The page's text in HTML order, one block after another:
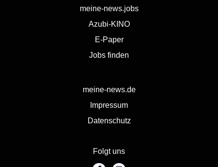
meine-news.jobs
Azubi-KINO
E-Paper
Jobs finden
meine-news.de
Impressum
Datenschutz
Folgt uns